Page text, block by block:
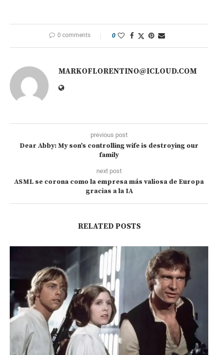
0 comments 0
MARKOFLORENTINO@ICLOUD.COM
previous post
Dear Abby: My son’s controlling wife is destroying our
family
next post
ASML se corona como la empresa más valiosa de Europa
gracias a la IA
RELATED POSTS